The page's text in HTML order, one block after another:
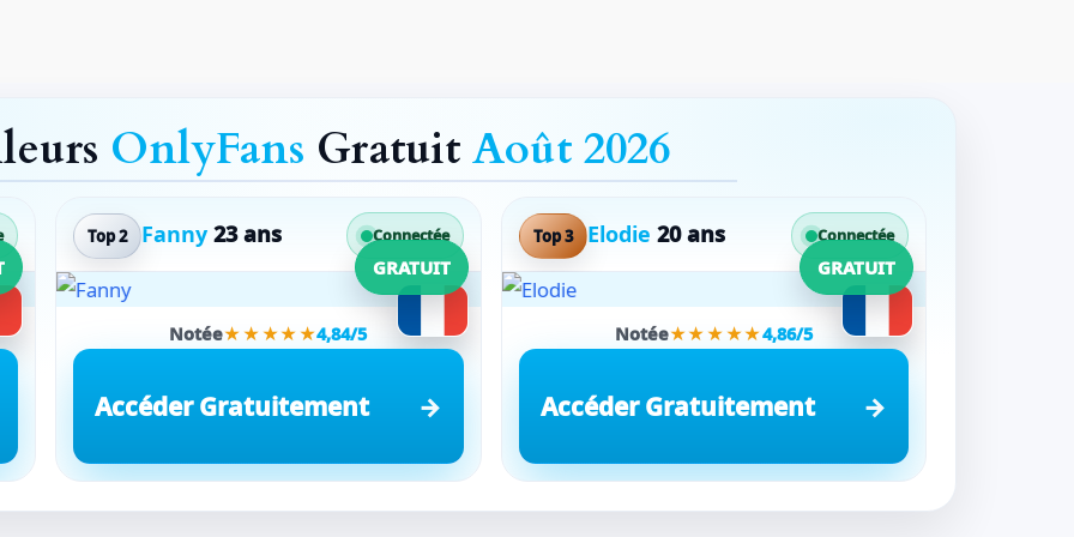
OnlyFans GratuitAoût 2026
Top 2 Fanny 23 ans Connectée
GRATUIT
Notée★★★★★4,84/5
Accéder Gratuitement
Top 3 Elodie 20 ans Connectée
GRATUIT
Notée★★★★★4,86/5
Accéder Gratuitement